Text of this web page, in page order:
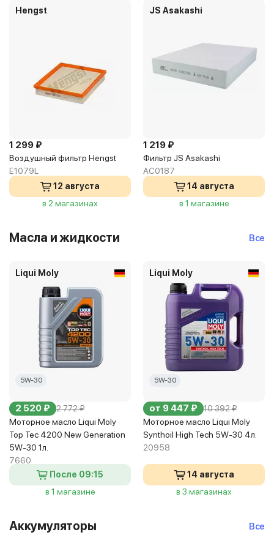
Hengst
1 299 ₽
Воздушный фильтр Hengst
E1079L
12 августа
в 2 магазинах
JS Asakashi
1 219 ₽
Фильтр JS Asakashi
AC0187
14 августа
в 1 магазине
Масла и жидкости Все
Liqui Moly
5W-30
2 520 ₽ 2 772 ₽
Моторное масло Liqui Moly
Top Tec 4200 New Generation
5W-30 1л.
7660
После 09:15
в 1 магазине
Liqui Moly
5W-30
от 9 447 ₽ 10 392 ₽
Моторное масло Liqui Moly
Synthoil High Tech 5W-30 4л.
20958
14 августа
в 3 магазинах
Аккумуляторы Все